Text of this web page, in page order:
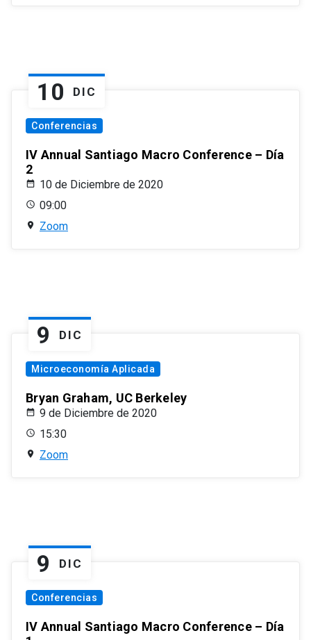
10 DIC
Conferencias
IV Annual Santiago Macro Conference – Día
2
10 de Diciembre de 2020
09:00
Zoom
9 DIC
Microeconomía Aplicada
Bryan Graham, UC Berkeley
9 de Diciembre de 2020
15:30
Zoom
9 DIC
Conferencias
IV Annual Santiago Macro Conference – Día